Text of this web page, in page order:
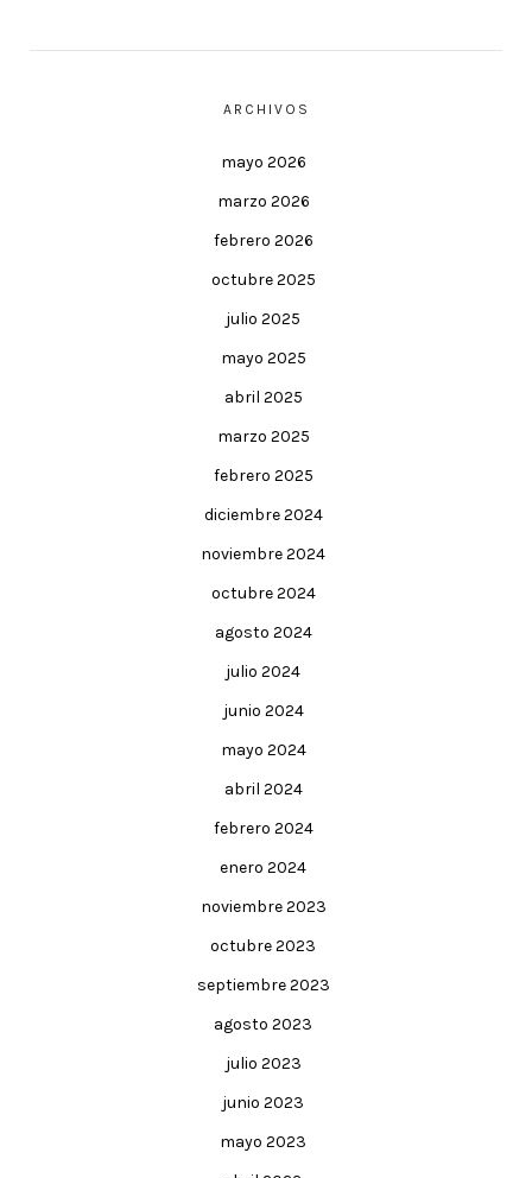
ARCHIVOS
mayo 2026
marzo 2026
febrero 2026
octubre 2025
julio 2025
mayo 2025
abril 2025
marzo 2025
febrero 2025
diciembre 2024
noviembre 2024
octubre 2024
agosto 2024
julio 2024
junio 2024
mayo 2024
abril 2024
febrero 2024
enero 2024
noviembre 2023
octubre 2023
septiembre 2023
agosto 2023
julio 2023
junio 2023
mayo 2023